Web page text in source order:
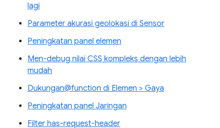
lagi
Parameter akurasi geolokasi di Sensor
Peningkatan panel elemen
Men-debug nilai CSS kompleks dengan lebih
mudah
Dukungan@function di Elemen > Gaya
Peningkatan panel Jaringan
Filter has-request-header